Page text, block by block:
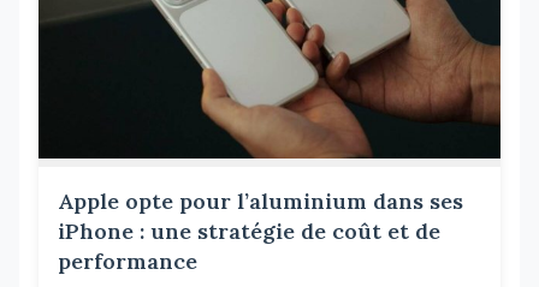
Apple opte pour l’aluminium dans ses
iPhone : une stratégie de coût et de
performance